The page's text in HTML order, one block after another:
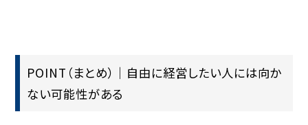
POINT（まとめ）｜自由に経営したい人には向か
ない可能性がある